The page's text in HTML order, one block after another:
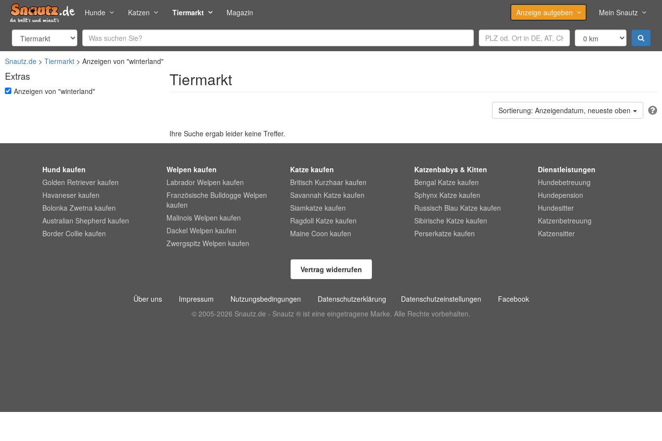
Hunde Katzen Tiermarkt Magazin Anzeige aufgeben Mein Snautz
Snautz.de Tiermarkt Anzeigen von "winterland"
Extras
undefined
Anzeigen von "winterland"
Tiermarkt
Anzeigendatum, neueste oben
Ihre Suche ergab leider keine Treffer.
Hund kaufen
Golden Retriever kaufen
Havaneser kaufen
Bolonka Zwetna kaufen
Australian Shepherd kaufen
Border Collie kaufen
Welpen kaufen
Labrador Welpen kaufen
Französische Bulldogge Welpen
kaufen
Malinois Welpen kaufen
Dackel Welpen kaufen
Zwergspitz Welpen kaufen
Katze kaufen
Britisch Kurzhaar kaufen
Savannah Katze kaufen
Siamkatze kaufen
Ragdoll Katze kaufen
Maine Coon kaufen
Katzenbabys & Kitten
Bengal Katze kaufen
Sphynx Katze kaufen
Russisch Blau Katze kaufen
Sibirische Katze kaufen
Perserkatze kaufen
Dienstleistungen
Hundebetreuung
Hundepension
Hundesitter
Katzenbetreuung
Katzensitter
Vertrag widerrufen
Über uns Impressum Nutzungsbedingungen Datenschutzerklärung Datenschutzeinstellungen
Facebook
© 2005-2026 Snautz.de - Snautz ® ist eine eingetragene Marke. Alle Rechte vorbehalten.